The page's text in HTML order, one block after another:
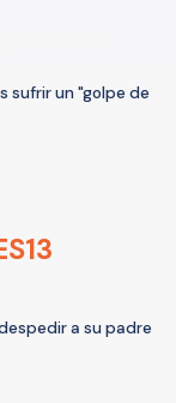
sufrir un "golpe de
a su padre